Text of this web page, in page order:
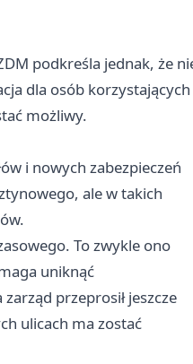
podkreśla jednak, że
dla osób korzystających
możliwy.
i nowych zabezpieczeń
ale w takich
To zwykle ono
uniknąć
przeprosił jeszcze
ulicach ma zostać